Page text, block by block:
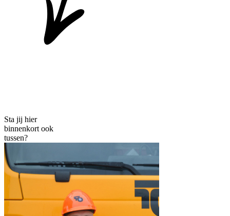
Sta jij hier
binnenkort ook
tussen?